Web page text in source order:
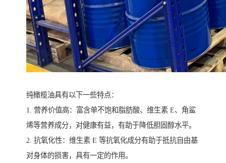
纯橄榄油具有以下一些特点：
1. 营养价值高：富含单不饱和脂肪酸、维生素 E、角鲨
烯等营养成分，对健康有益，有助于降低胆固醇水平。
2. 抗氧化性：维生素 E 等抗氧化成分有助于抵抗自由基
对身体的损害，具有一定的作用。